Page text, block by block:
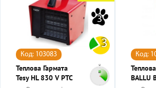
3
3
Код: 103083
Теплова Гармата
Tesy HL 830 V PTC
Код:
BALLU